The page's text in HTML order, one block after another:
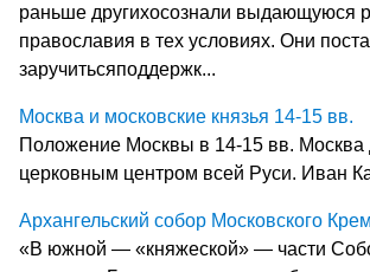
раньше другихосознали выдающуюся
православия в тех условиях. Они
заручитьсяподдержк...
Москва и московские князья 14-15 вв.
Положение Москвы в 14-15 вв. Москва
церковным центром всей Руси. Иван
Архангельский собор Московского
«В южной — «княжеской» — части